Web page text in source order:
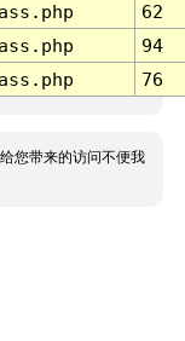
62
94
76
您带来的访问不便我